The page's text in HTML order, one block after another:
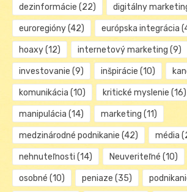
dezinformácie (22) digitálny
euroregióny(42) európska integrácia
hoaxy(12) internetový marketing (9)
investovanie (9) inšpirácie (10)
komunikácia (10) kritické myslenie (16)
manipulácia (14) marketing (11)
medzinárodné podnikanie (42) média
nehnuteľnosti (14) Neuveriteľné (10)
osobné (10) peniaze (35)